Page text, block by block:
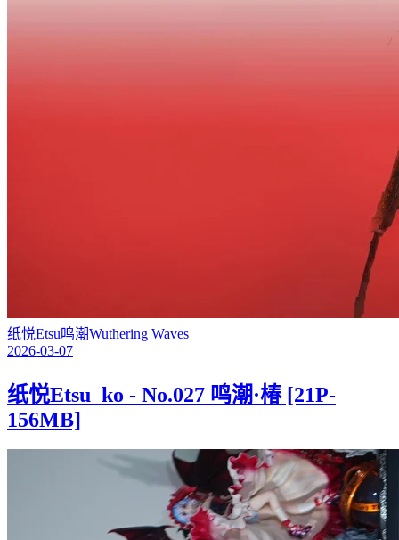
纸悦Etsu鸣潮Wuthering Waves
2026-03-07
纸悦Etsu_ko - No.027 鸣潮·椿 [21P-
156MB]